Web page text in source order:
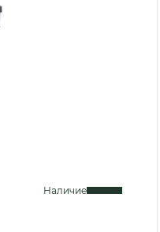
Наличие